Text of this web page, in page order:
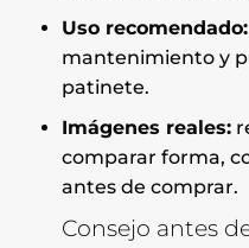
Uso recomendado:
mantenimiento y
patinete.
Imágenes reales:
comparar forma,
antes de comprar.
Consejo antes